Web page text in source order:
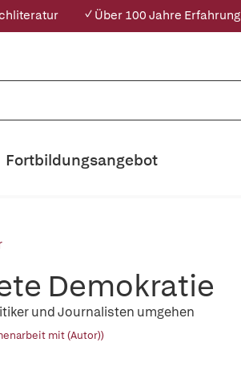
✓ Über 100 Jahre Erfahrung
Fortbildungsangebot
Demokratie
und Journalisten umgehen
mit (Autor))